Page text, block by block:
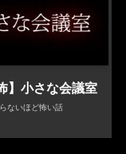
】小さな会議室
ないほど怖い話